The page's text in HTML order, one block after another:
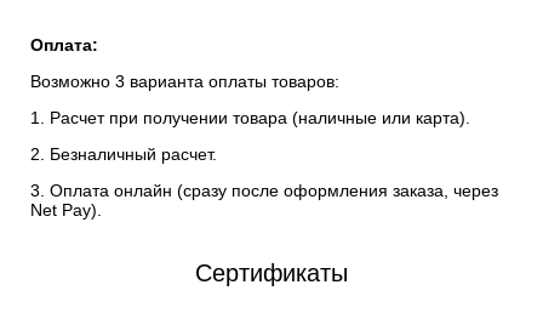
Оплата:
Возможно 3 варианта оплаты товаров:
1. Расчет при получении товара (наличные или карта).
2. Безналичный расчет.
3. Оплата онлайн (сразу после оформления заказа, через
Net Pay).
Сертификаты